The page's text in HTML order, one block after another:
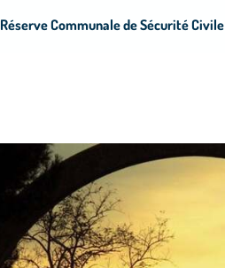
Réserve Communale de Sécurité Civile